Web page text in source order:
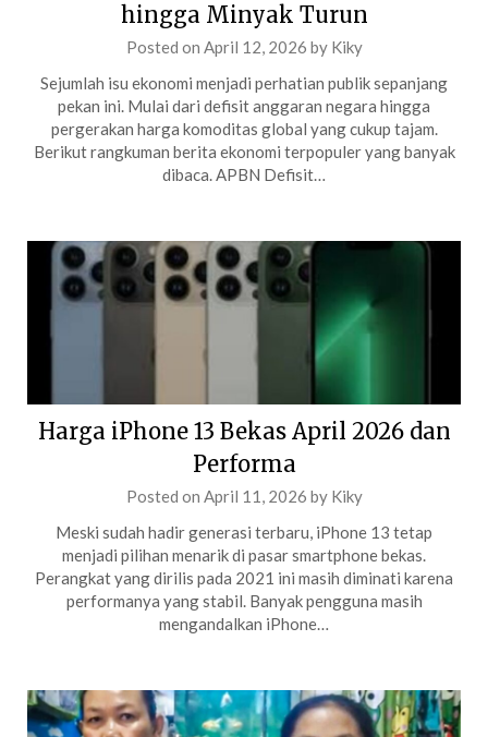
hingga Minyak Turun
Posted on April 12, 2026 by Kiky
Sejumlah isu ekonomi menjadi perhatian publik sepanjang
pekan ini. Mulai dari defisit anggaran negara hingga
pergerakan harga komoditas global yang cukup tajam.
Berikut rangkuman berita ekonomi terpopuler yang banyak
dibaca. APBN Defisit…
Harga iPhone 13 Bekas April 2026 dan
Performa
Posted on April 11, 2026 by Kiky
Meski sudah hadir generasi terbaru, iPhone 13 tetap
menjadi pilihan menarik di pasar smartphone bekas.
Perangkat yang dirilis pada 2021 ini masih diminati karena
performanya yang stabil. Banyak pengguna masih
mengandalkan iPhone…